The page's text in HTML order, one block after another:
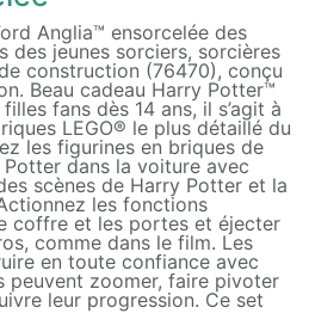
Anglia™ ensorcelée des
des jeunes sorciers, sorcières
construction (76470), conçu
Beau cadeau Harry Potter™
fans dès 14 ans, il s’agit à
LEGO® le plus détaillé du
les figurines en briques de
dans la voiture avec
scènes de Harry Potter et la
les fonctions
coffre et les portes et éjecter
comme dans le film. Les
en toute confiance avec
peuvent zoomer, faire pivoter
leur progression. Ce set